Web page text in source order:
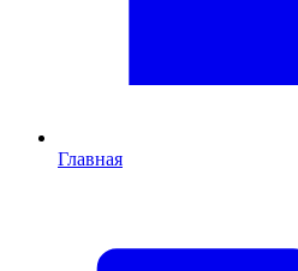
Главная